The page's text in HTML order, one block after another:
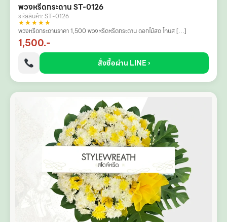
พวงหรีดกระดาน ST-0126
รหัสสินค้า: ST-0126
★★★★★
พวงหรีดกระดานราคา 1,500 พวงหรีดหรีดกระดาน ดอกไม้สด โทนส […]
1,500.-
สั่งซื้อผ่าน LINE ›